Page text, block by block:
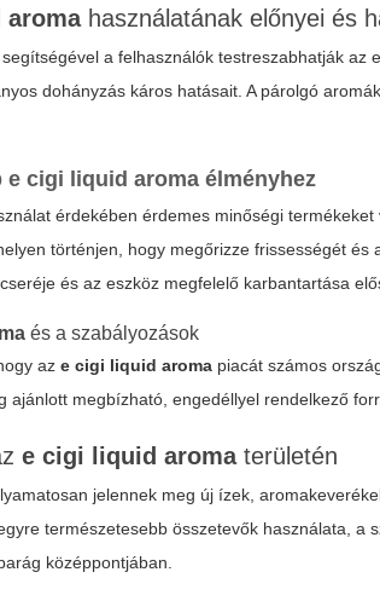
használatának előnyei és
segítségével a felhasználók testreszabhatják az
dohányzás káros hatásait. A párolgó
e cigi liquid aroma élményhez
érdekében érdemes minőségi
történjen, hogy megőrizze frissességét és
és az eszköz megfelelő karbantartása
és a szabályozások
aze cigi liquid aroma piacát számos
ajánlott megbízható, engedéllyel rendelkező
e cigi liquid aromaterületén
jelennek meg új ízek,
természetesebb összetevők használata,
középpontjában.